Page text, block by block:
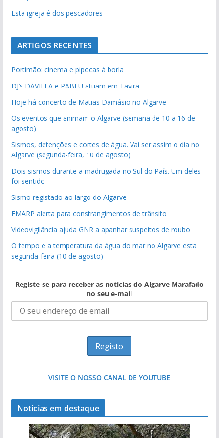
Esta igreja é dos pescadores
ARTIGOS RECENTES
Portimão: cinema e pipocas à borla
DJ’s DAVILLA e PABLU atuam em Tavira
Hoje há concerto de Matias Damásio no Algarve
Os eventos que animam o Algarve (semana de 10 a 16 de
agosto)
Sismos, detenções e cortes de água. Vai ser assim o dia no
Algarve (segunda-feira, 10 de agosto)
Dois sismos durante a madrugada no Sul do País. Um deles
foi sentido
Sismo registado ao largo do Algarve
EMARP alerta para constrangimentos de trânsito
Videovigilância ajuda GNR a apanhar suspeitos de roubo
O tempo e a temperatura da água do mar no Algarve esta
segunda-feira (10 de agosto)
Registe-se para receber as notícias do Algarve Marafado
no seu e-mail
VISITE O NOSSO CANAL DE YOUTUBE
Notícias em destaque